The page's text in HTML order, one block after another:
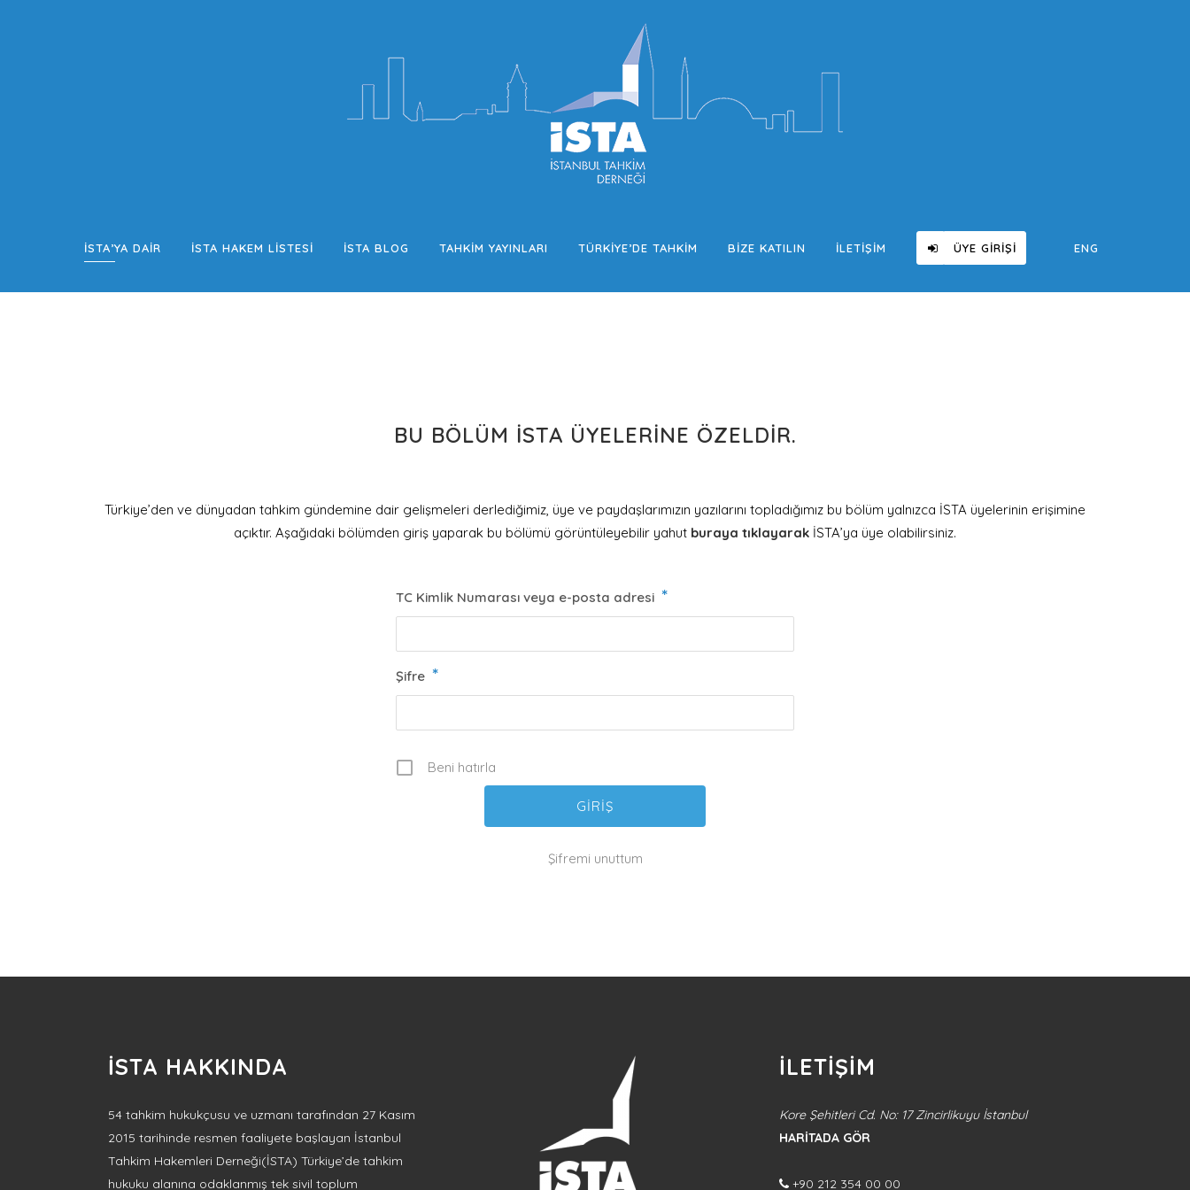
İSTA’YA DAİR İSTA HAKEM LISTESI İSTA BLOG TAHKIM YAYINLARI TÜRKIYE’DE TAHKIM BIZE KATILIN İLETIŞIM ÜYE GIRIŞI ENG
BU BÖLÜM İSTA ÜYELERINE ÖZELDIR.
Türkiye’den ve dünyadan tahkim gündemine dair gelişmeleri derlediğimiz, üye ve paydaşlarımızın yazılarını topladığımız bu bölüm yalnızca İSTA üyelerinin erişimine
açıktır. Aşağıdaki bölümden giriş yaparak bu bölümü görüntüleyebilir yahut buraya tıklayarak İSTA’ya üye olabilirsiniz.
TC Kimlik Numarası veya e-posta adresi *
Şifre *
Beni hatırla
Şifremi unuttum
İSTA HAKKINDA
54 tahkim hukukçusu ve uzmanı tarafından 27 Kasım
2015 tarihinde resmen faaliyete başlayan İstanbul
Tahkim Hakemleri Derneği(İSTA) Türkiye’de tahkim
hukuku alanına odaklanmış tek sivil toplum
İLETİŞİM
Kore Şehitleri Cd. No: 17 Zincirlikuyu İstanbul
HARİTADA GÖR
+90 212 354 00 00